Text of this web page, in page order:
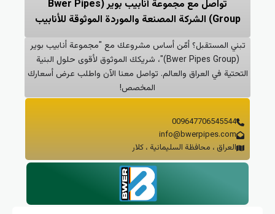
تواصل مع مجموعة أنابيب بوير (Bwer Pipes
المستقبل؟ أمّن أساس مشروعك مع "مجموعة أنابيب بوير
(Bwer Pipes Group)"، شريكك الموثوق لأقوى حلول البنية
في العراق والعالم. تواصل معنا الآن واطلب عرض أسعارك
المخصص!
009647706545544
info@bwerpipes.com
العراق ، محافظة السليمانية ، كلار